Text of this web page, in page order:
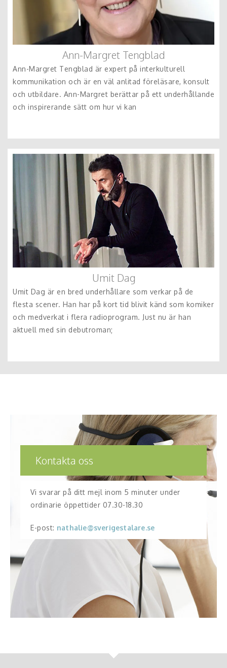
Ann-Margret Tengblad
Ann-Margret Tengblad är expert på interkulturell
kommunikation och är en väl anlitad föreläsare, konsult
och utbildare. Ann-Margret berättar på ett underhållande
och inspirerande sätt om hur vi kan
Umit Dag
Umit Dag är en bred underhållare som verkar på de
flesta scener. Han har på kort tid blivit känd som komiker
och medverkat i flera radioprogram. Just nu är han
aktuell med sin debutroman;
Kontakta oss
Vi svarar på ditt mejl inom 5 minuter under
ordinarie öppettider 07.30-18.30
E-post: nathalie@sverigestalare.se